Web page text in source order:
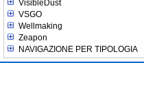
VisibleDust
VSGO
Wellmaking
Zeapon
NAVIGAZIONE PER TIPOLOGIA